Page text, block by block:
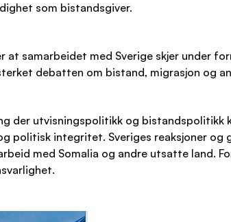
som bistandsgiver.
at samarbeidet med Sverige skjer under
debatten om bistand, migrasjon og
der utvisningspolitikk og bistandspolitikk
integritet. Sveriges reaksjoner og
med Somalia og andre utsatte land.